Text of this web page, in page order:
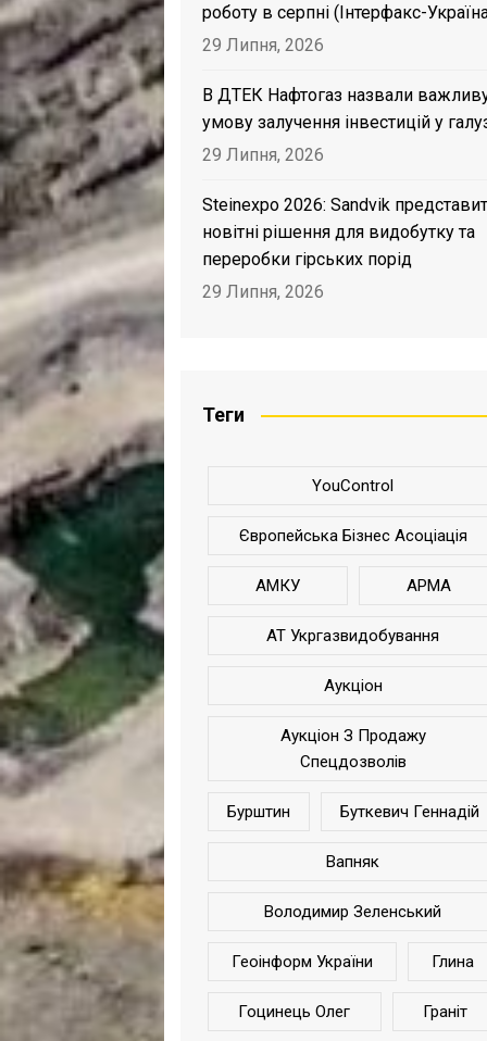
роботу в серпні (Інтерфакс-
29 Липня, 2026
В ДТЕК Нафтогаз назвали
умову залучення інвестицій у
29 Липня, 2026
Steinexpo 2026: Sandvik
новітні рішення для видобутку та
переробки гірських порід
29 Липня, 2026
Теги
YouControl
Європейська Бізнес Асоціація
АМКУ АРМА
АТ Укргазвидобування
Аукціон
Аукціон З Продажу
Спецдозволів
Бурштин Буткевич Геннадій
Вапняк
Володимир Зеленський
Геоінформ України Глина
Гоцинець Олег Граніт